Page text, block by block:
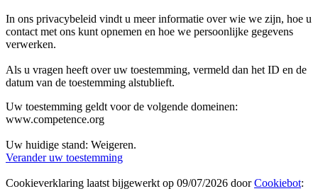
In ons privacybeleid vindt u meer informatie over wie we zijn, hoe u
contact met ons kunt opnemen en hoe we persoonlijke gegevens
verwerken.
Als u vragen heeft over uw toestemming, vermeld dan het ID en de
datum van de toestemming alstublieft.
Uw toestemming geldt voor de volgende domeinen:
www.competence.org
Uw huidige stand: Weigeren.
Verander uw toestemming
Cookieverklaring laatst bijgewerkt op 09/07/2026 doorCookiebot: